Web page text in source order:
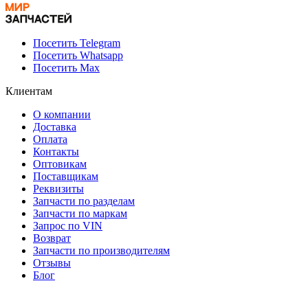
Посетить Telegram
Посетить Whatsapp
Посетить Max
Клиентам
О компании
Доставка
Оплата
Контакты
Оптовикам
Поставщикам
Реквизиты
Запчасти по разделам
Запчасти по маркам
Запрос по VIN
Возврат
Запчасти по производителям
Отзывы
Блог